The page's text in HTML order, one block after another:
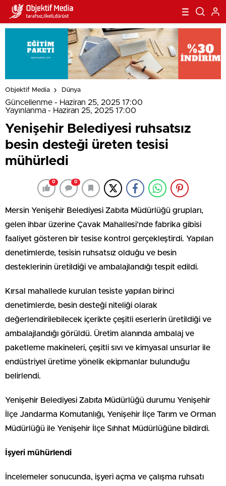
Objektif Media Dünya
Güncellenme - Haziran 25, 2025 17:00
Yayınlanma - Haziran 25, 2025 17:00
Yenişehir Belediyesi ruhsatsız
besin desteği üreten tesisi
mühürledi
0 0
Mersin Yenişehir Belediyesi Zabıta Müdürlüğü grupları,
gelen ihbar üzerine Çavak Mahallesi’nde fabrika gibisi
faaliyet gösteren bir tesise kontrol gerçekleştirdi. Yapılan
denetimlerde, tesisin ruhsatsız olduğu ve besin
desteklerinin üretildiği ve ambalajlandığı tespit edildi.
Kırsal mahallede kurulan tesiste yapılan birinci
denetimlerde, besin desteği niteliği olarak
değerlendirilebilecek içerikte çeşitli eserlerin üretildiği ve
ambalajlandığı görüldü. Üretim alanında ambalaj ve
paketleme makineleri, çeşitli sıvı ve kimyasal unsurlar ile
endüstriyel üretime yönelik ekipmanlar bulunduğu
belirlendi.
Yenişehir Belediyesi Zabıta Müdürlüğü durumu Yenişehir
İlçe Jandarma Komutanlığı, Yenişehir İlçe Tarım ve Orman
Müdürlüğü ile Yenişehir İlçe Sıhhat Müdürlüğüne bildirdi.
İşyeri mühürlendi
İncelemeler sonucunda, işyeri açma ve çalışma ruhsatı